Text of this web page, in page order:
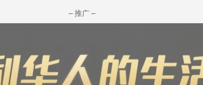
– 推广 –